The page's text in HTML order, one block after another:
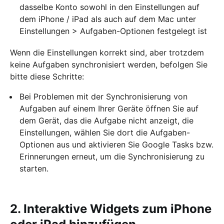
dasselbe Konto sowohl in den Einstellungen auf
dem iPhone / iPad als auch auf dem Mac unter
Einstellungen > Aufgaben-Optionen festgelegt ist
Wenn die Einstellungen korrekt sind, aber trotzdem
keine Aufgaben synchronisiert werden, befolgen Sie
bitte diese Schritte:
Bei Problemen mit der Synchronisierung von
Aufgaben auf einem Ihrer Geräte öffnen Sie auf
dem Gerät, das die Aufgabe nicht anzeigt, die
Einstellungen, wählen Sie dort die Aufgaben-
Optionen aus und aktivieren Sie Google Tasks bzw.
Erinnerungen erneut, um die Synchronisierung zu
starten.
2. Interaktive Widgets zum iPhone